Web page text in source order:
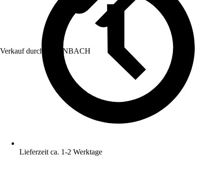
Verkauf durch: HORNBACH
Lieferzeit ca. 1-2 Werktage